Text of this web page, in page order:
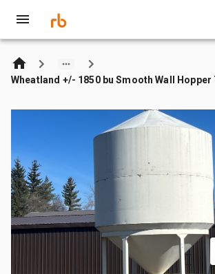
Wheatland +/- 1850 bu Smooth Wall